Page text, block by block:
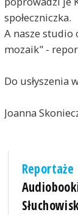
społeczniczka.
A nasze studio
mozaik" -
Do usłyszenia
Joanna
Reportaże